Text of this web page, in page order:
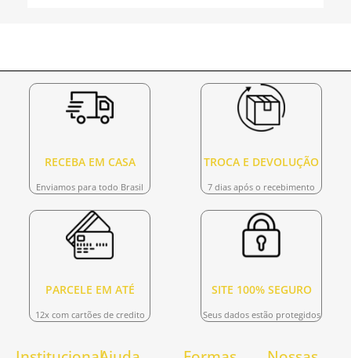
RECEBA EM CASA
Enviamos para todo Brasil
TROCA E DEVOLUÇÃO
7 dias após o recebimento
PARCELE EM ATÉ
12x com cartões de credito
SITE 100% SEGURO
Seus dados estão protegidos